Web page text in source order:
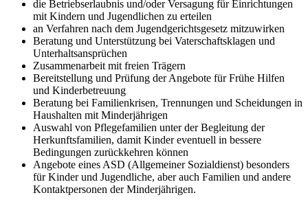
die Betriebserlaubnis und/oder Versagung für Einrichtungen
mit Kindern und Jugendlichen zu erteilen
an Verfahren nach dem Jugendgerichtsgesetz mitzuwirken
Beratung und Unterstützung bei Vaterschaftsklagen und
Unterhaltsansprüchen
Zusammenarbeit mit freien Trägern
Bereitstellung und Prüfung der Angebote für Frühe Hilfen
und Kinderbetreuung
Beratung bei Familienkrisen, Trennungen und Scheidungen in
Haushalten mit Minderjährigen
Auswahl von Pflegefamilien unter der Begleitung der
Herkunftsfamilien, damit Kinder eventuell in bessere
Bedingungen zurückkehren können
Angebote eines ASD (Allgemeiner Sozialdienst) besonders
für Kinder und Jugendliche, aber auch Familien und andere
Kontaktpersonen der Minderjährigen.